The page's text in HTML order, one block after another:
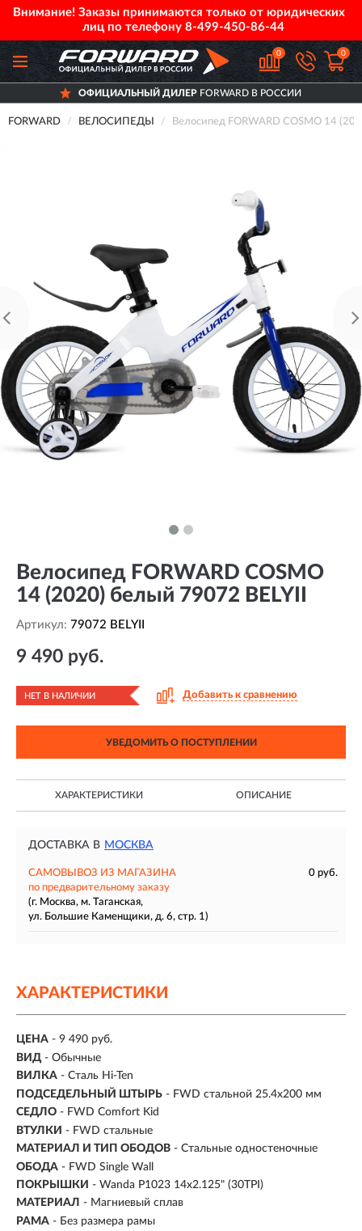
Внимание! Заказы принимаются только от юридических
лиц по телефону 8-499-450-86-44
0 0
ОФИЦИАЛЬНЫЙ ДИЛЕРFORWARD В РОССИИ
FORWARD ВЕЛОСИПЕДЫ Велосипед FORWARD COSMO 14
Велосипед FORWARD COSMO
14 (2020) белый 79072 BELYII
Артикул: 79072 BELYII
9 490 руб.
НЕТ В НАЛИЧИИ Добавить к сравнению
УВЕДОМИТЬ О ПОСТУПЛЕНИИ
ХАРАКТЕРИСТИКИ ОПИСАНИЕ
ДОСТАВКА В МОСКВА
САМОВЫВОЗ ИЗ МАГАЗИНА
0 руб.
по предварительному заказу
(г. Москва, м. Таганская,
ул. Большие Каменщики, д. 6, стр. 1)
ХАРАКТЕРИСТИКИ
ЦЕНА - 9 490 руб.
ВИД - Обычные
ВИЛКА - Сталь Hi-Ten
ПОДСЕДЕЛЬНЫЙ ШТЫРЬ - FWD стальной 25.4x200 мм
СЕДЛО - FWD Comfort Kid
ВТУЛКИ - FWD стальные
МАТЕРИАЛ И ТИП ОБОДОВ - Стальные одностеночные
ОБОДА - FWD Single Wall
ПОКРЫШКИ - Wanda P1023 14x2.125" (30TPI)
МАТЕРИАЛ - Магниевый сплав
РАМА - Без размера рамы